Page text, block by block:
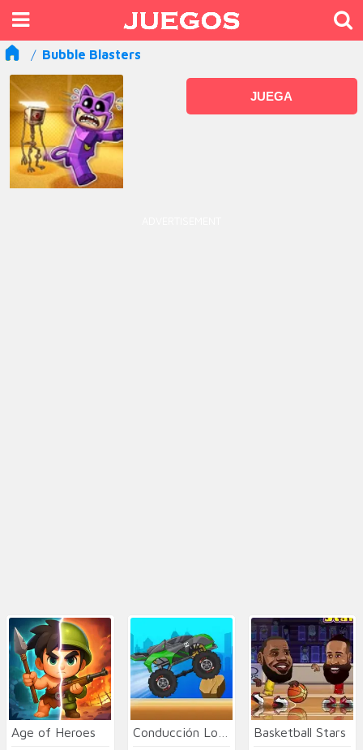
Bubble Blasters
JUEGA
Age of Heroes Basketball Stars